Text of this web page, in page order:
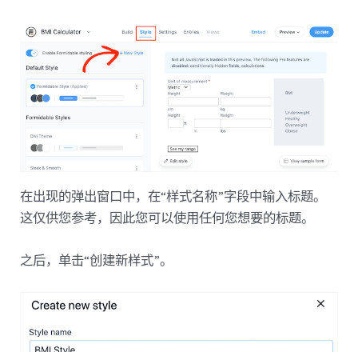
在出现的弹出窗口中，在“样式名称”字段中输入标题。
这仅供您参考，因此您可以使用任何您想要的标题。
之后，单击“创建新样式”。